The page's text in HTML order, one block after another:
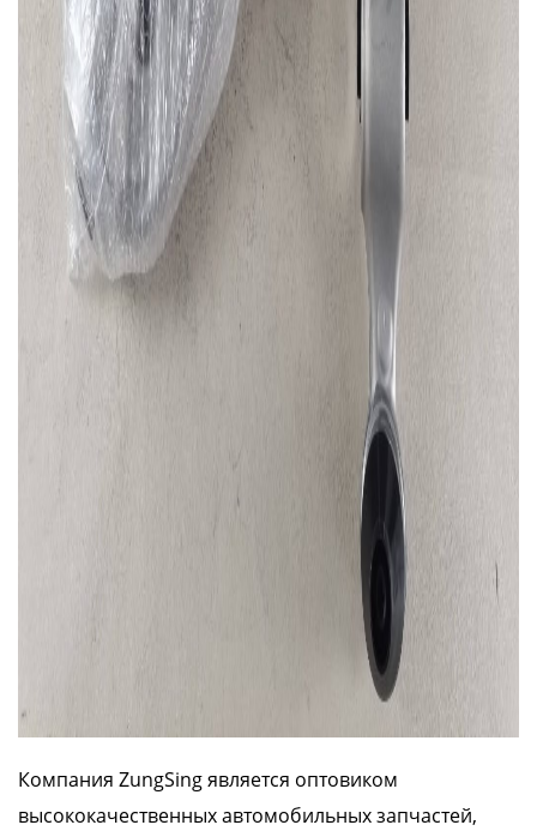
Компания ZungSing является оптовиком
высококачественных автомобильных запчастей,